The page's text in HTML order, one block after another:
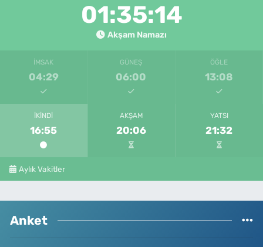
01:35:14
Akşam Namazı
İMSAK
04:29
GÜNEŞ
06:00
ÖĞLE
13:08
İKINDI
16:55
AKŞAM
20:06
YATSI
21:32
Aylık Vakitler
Anket